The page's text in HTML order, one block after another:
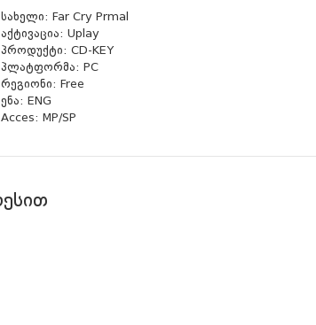
სახელი: Far Cry Prmal
აქტივაცია: Uplay
პროდუქტი: CD-KEY
პლატფორმა: PC
რეგიონი: Free
ენა: ENG
Acces: MP/SP